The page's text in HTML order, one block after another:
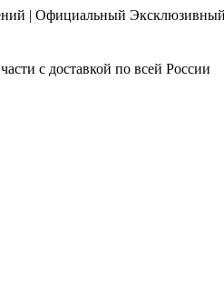
| Официальный
с доставкой по всей России